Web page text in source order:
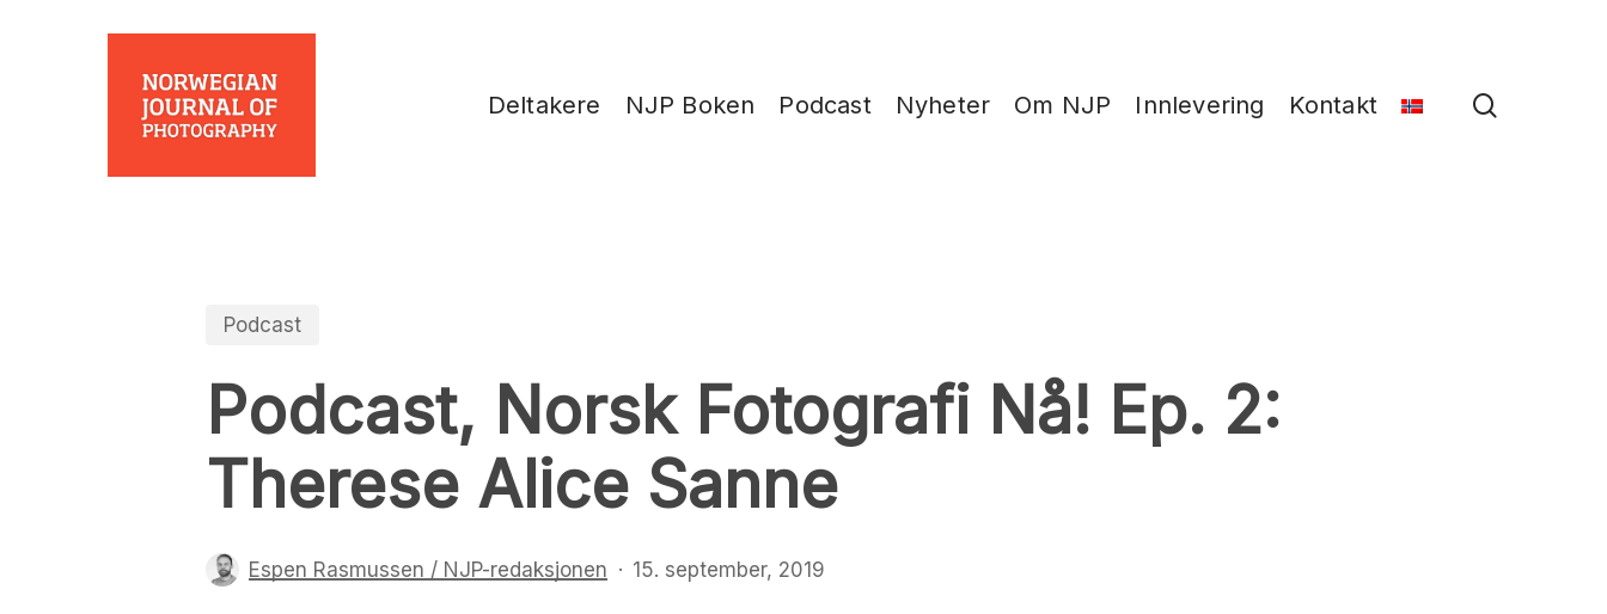
Deltakere NJP Boken Podcast Nyheter Om NJP Innlevering Kontakt
Podcast
Podcast, Norsk Fotografi Nå! Ep. 2:
Therese Alice Sanne
Espen Rasmussen / NJP-redaksjonen 15. september, 2019